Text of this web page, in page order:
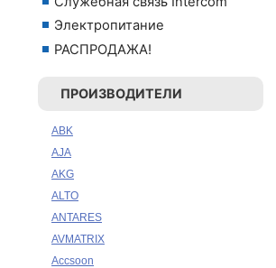
Электропитание
РАСПРОДАЖА!
ПРОИЗВОДИТЕЛИ
ABK
AJA
AKG
ALTO
ANTARES
AVMATRIX
Accsoon